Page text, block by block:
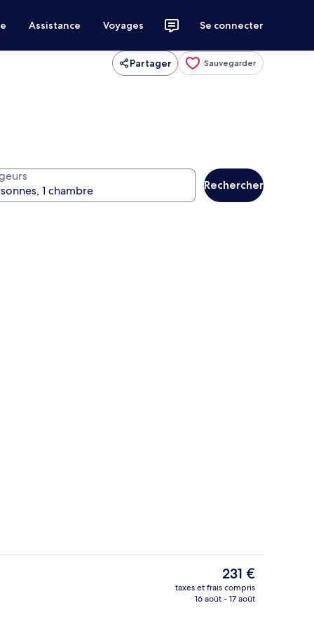
Assistance Voyages Se connecter
Partager Sauvegarder
Rechercher
Le
prix
actuel
231 €
taxes et frais compris
16 août - 17 août